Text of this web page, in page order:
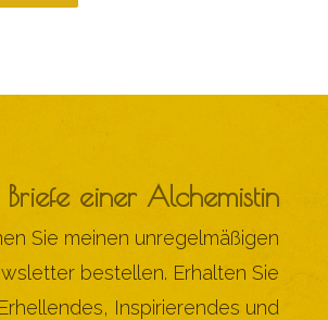
Briefe einer Alchemistin
Sie meinen unregelmäßigen
bestellen. Erhalten Sie
Erhellendes, Inspirierendes und